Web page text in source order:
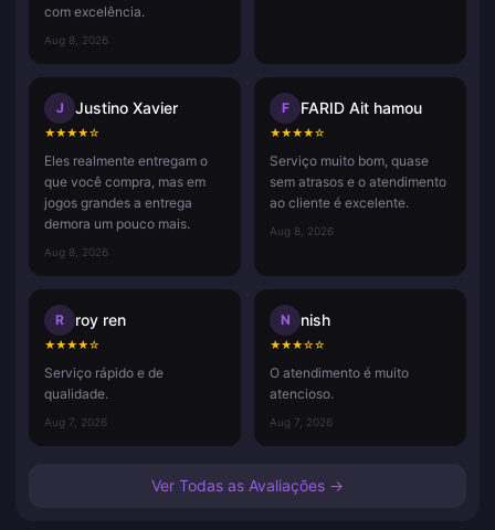
com excelência.
Aug 8, 2026
J Justino Xavier
★★★★☆
Eles realmente entregam o
que você compra, mas em
jogos grandes a entrega
demora um pouco mais.
Aug 8, 2026
F FARID Ait hamou
★★★★☆
Serviço muito bom, quase
sem atrasos e o atendimento
ao cliente é excelente.
Aug 8, 2026
R roy ren
★★★★☆
Serviço rápido e de
qualidade.
Aug 7, 2026
N nish
★★★☆☆
O atendimento é muito
atencioso.
Aug 7, 2026
Ver Todas as Avaliações →